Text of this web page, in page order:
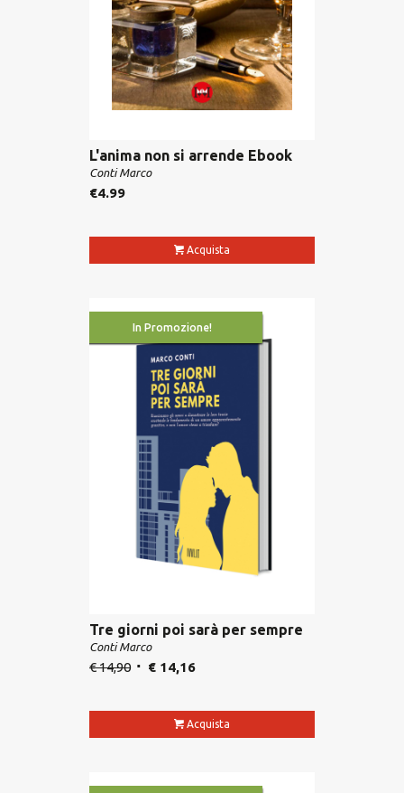
L'anima non si arrende Ebook
Conti Marco
€4.99
Acquista
In Promozione!
Tre giorni poi sarà per sempre
Conti Marco
€14,90 €14,16
Acquista